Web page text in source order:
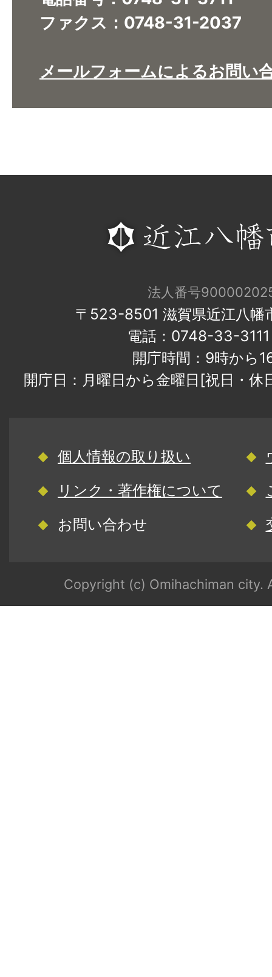
ファクス：0748-31-2037
メールフォームによるお問い
法人番号
〒523-8501 滋賀県近江八幡
電話：0748-33-
開庁時間：9時から
開庁日：月曜日から金曜日[祝日・
個人情報の取り扱い
リンク・著作権について
お問い合わせ
Copyright (c) Omihachiman city.